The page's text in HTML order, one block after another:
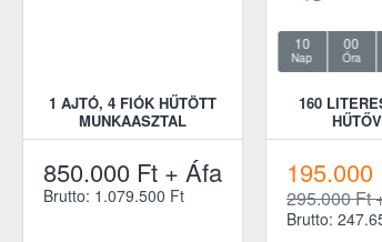
1 AJTÓ, 4 FIÓK HŰTÖTT
MUNKAASZTAL
850.000 Ft + Áfa
Brutto: 1.079.500 Ft
10
Nap
00
Óra
160
295.000 Ft
Brutto:
BRAS 19
Brutto: